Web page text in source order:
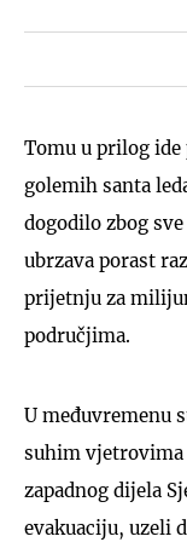
Tomu u prilog ide
golemih santa
dogodilo zbog
ubrzava porast
prijetnju za
područjima.
U međuvremenu
suhim
zapadnog dijela
evakuaciju, uzeli